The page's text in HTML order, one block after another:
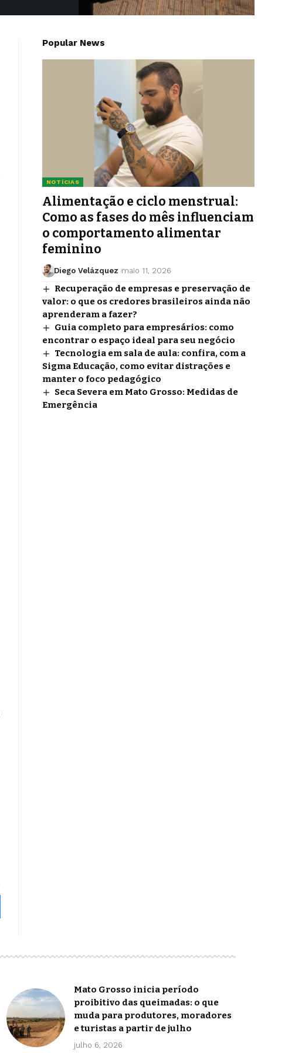
Popular News
NOTÍCIAS
Alimentação e ciclo menstrual:
Como as fases do mês influenciam
o comportamento alimentar
feminino
Diego Velázquez maio 11, 2026
Recuperação de empresas e preservação de
valor: o que os credores brasileiros ainda não
aprenderam a fazer?
Guia completo para empresários: como
encontrar o espaço ideal para seu negócio
Tecnologia em sala de aula: confira, com a
Sigma Educação, como evitar distrações e
manter o foco pedagógico
Seca Severa em Mato Grosso: Medidas de
Emergência
Mato Grosso inicia período
proibitivo das queimadas: o que
muda para produtores, moradores
e turistas a partir de julho
julho 6, 2026